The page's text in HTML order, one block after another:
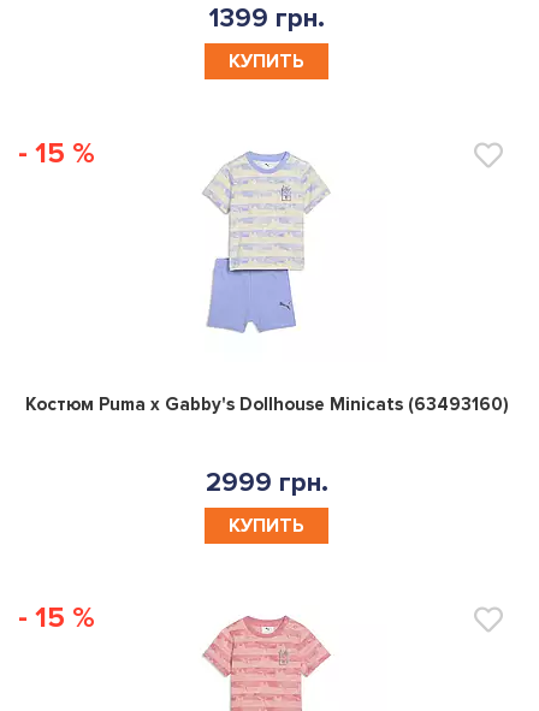
1399 грн.
КУПИТЬ
- 15 %
0
Костюм Puma x Gabby's Dollhouse Minicats (63493160)
2999 грн.
КУПИТЬ
- 15 %